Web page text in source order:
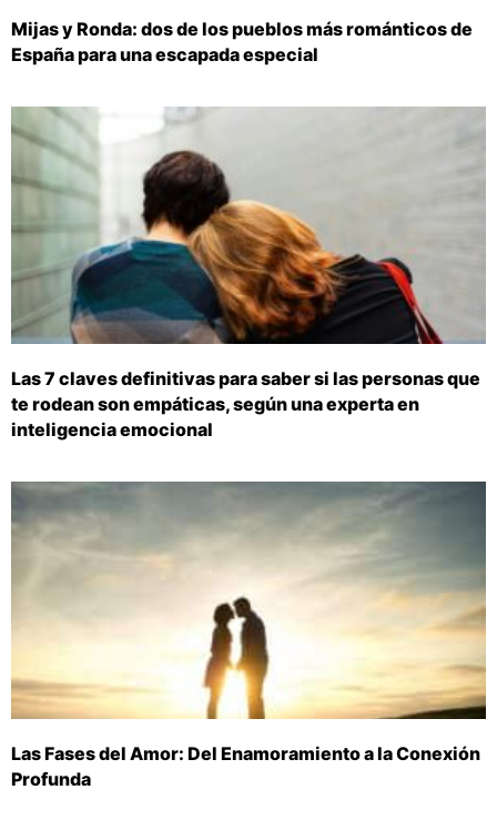
Mijas y Ronda: dos de los pueblos más románticos de
España para una escapada especial
Las 7 claves definitivas para saber si las personas que
te rodean son empáticas, según una experta en
inteligencia emocional
Las Fases del Amor: Del Enamoramiento a la Conexión
Profunda